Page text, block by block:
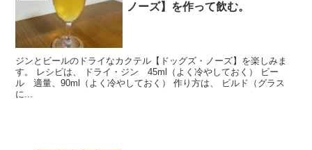
ノーズ】を作って飲む。
ジンとビールのドライなカクテル【ドッグズ・ノーズ】を楽しみま
す。 レシピは、 ドライ・ジン 45ml（よく冷やしておく） ビー
ル 適量、90ml（よく冷やしておく） 作り方は、 ビルド（グラス
に...